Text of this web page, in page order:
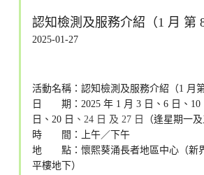
認知檢測及服務介紹（1 月 第 8
2025-01-27
活動名稱：認知檢測及服務介紹（1 月第
日 期：2025 年 1 月 3 日、6 日、10
日、20 日 、24 日 及 27 日
（逢星期一及
時 間：上午／下午
地 點：懷熙葵涌長者地區中心（新
平樓地下）